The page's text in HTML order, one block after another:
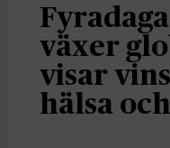
växer
visar
hälsa